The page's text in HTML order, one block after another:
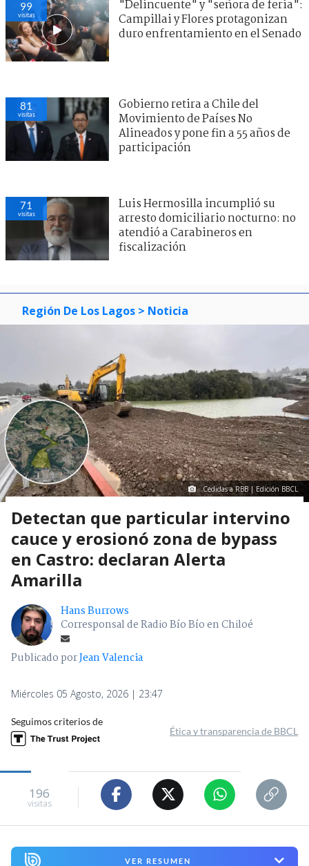
99
visitas
"Delincuente" y "señora de feria":
Campillai y Flores protagonizan
duro enfrentamiento en el Senado
81
visitas
Gobierno retira a Chile del
Movimiento de Países No
Alineados y pone fin a 55 años de
participación
71
visitas
Luis Hermosilla incumplió su
arresto domiciliario nocturno: no
atendió a Carabineros en
fiscalización
Región De Los Lagos > Noticia
Cedidas a RBB | Edición BBCL
Detectan que particular intervino
cauce y erosionó zona de bypass
en Castro: declaran Alerta
Amarilla
Hans Burrows
Corresponsal de Radio Bío Bío en Chiloé
Publicado porJean Valencia
Miércoles 05 Agosto, 2026 | 23:47
Seguimos criterios de
Ética y transparencia de BBCL
196
visitas
VER RESUMEN